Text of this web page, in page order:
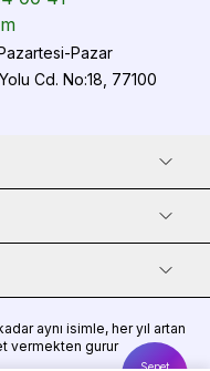
Sepet
Pazar
Cd. No:18, 77100
aynı isimle, her yıl artan
vermekten gurur